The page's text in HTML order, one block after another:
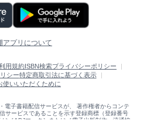
アプリについて
用規約ISBN検索プライバシーポリシー
シー特定商取引法に基づく表示
使いいただくために
電子書籍配信サービスが、 著作権者からコンテ
サービスであることを示す登録商標（登録番号
［ABJマーク］または［電子出版制作・流通協